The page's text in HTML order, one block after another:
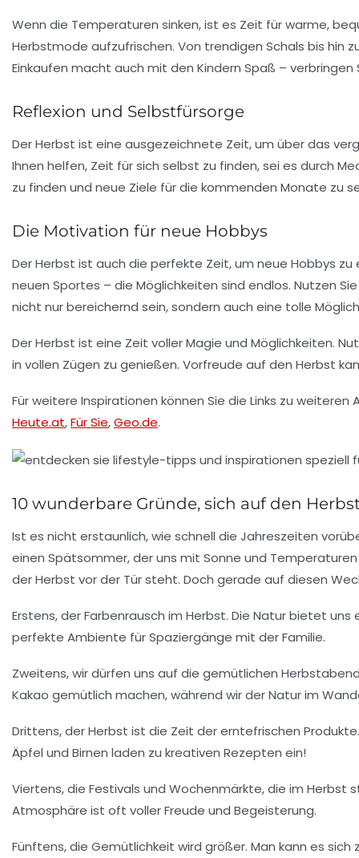
Wenn die Temperaturen sinken, ist es Zeit für warme,
Herbstmode aufzufrischen. Von trendigen Schals bis hin
Einkaufen macht auch mit den Kindern Spaß –
Reflexion und Selbstfürsorge
Der Herbst ist eine ausgezeichnete Zeit, um über das
Ihnen helfen, Zeit für sich selbst zu finden, sei es durch
zu finden und neue Ziele für die kommenden Monate zu
Die Motivation für neue Hobbys
Der Herbst ist auch die perfekte Zeit, um neue Hobbys zu
neuen Sportes – die Möglichkeiten sind endlos. Nutzen
nicht nur bereichernd sein, sondern auch eine tolle
Der Herbst ist eine Zeit vollerMagie und Möglichkeiten.
in vollen Zügen zu genießen. Vorfreude auf den Herbst
Für weitere Inspirationen können Sie die Links zu
Heute.at,Für Sie,Geo.de.
10 wunderbare Gründe, sich auf den
Ist es nicht erstaunlich, wie schnell die Jahreszeiten
einen Spätsommer, der uns mit Sonne und
derHerbst vor der Tür steht. Doch gerade auf diesen
Erstens, derFarbenrausch im Herbst. Die Natur bietet uns
perfekte Ambiente für Spaziergänge mit der Familie.
Zweitens, wir dürfen uns auf die gemütlichen
Kakao gemütlich machen, während wir der Natur im
Drittens, der Herbst ist die Zeit dererntefrischen Produkte
Äpfel und Birnen laden zu kreativen Rezepten ein!
Viertens, die Festivals und Wochenmärkte, die im Herbst
Atmosphäre ist oft voller Freude und Begeisterung.
Fünftens, die Gemütlichkeit wird größer. Man kann es